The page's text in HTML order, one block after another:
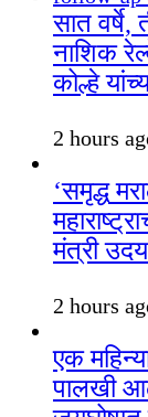
सात
नाशिक
कोल्हे
2 hours
‘समृद्ध
मंत्री
2 hours
एक
पालखी